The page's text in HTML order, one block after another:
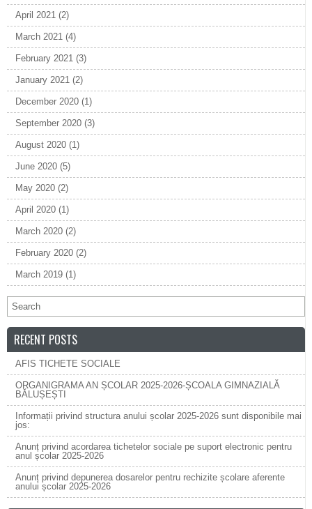
April 2021 (2)
March 2021 (4)
February 2021 (3)
January 2021 (2)
December 2020 (1)
September 2020 (3)
August 2020 (1)
June 2020 (5)
May 2020 (2)
April 2020 (1)
March 2020 (2)
February 2020 (2)
March 2019 (1)
RECENT POSTS
AFIS TICHETE SOCIALE
ORGANIGRAMA AN ȘCOLAR 2025-2026-ȘCOALA GIMNAZIALĂ
BĂLUȘEȘTI
Informații privind structura anului școlar 2025-2026 sunt disponibile mai
jos:
Anunț privind acordarea tichetelor sociale pe suport electronic pentru
anul școlar 2025-2026
Anunț privind depunerea dosarelor pentru rechizite școlare aferente
anului școlar 2025-2026